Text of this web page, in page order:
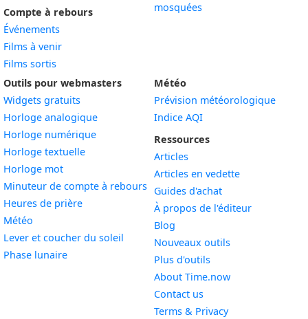
Compte à rebours
Événements
Films à venir
Films sortis
mosquées
Outils pour webmasters
Widgets gratuits
Horloge analogiqueWidget
Horloge numériqueWidget
Horloge textuelleWidget
Horloge motWidget
Minuteur de compte à rebours Widget
Heures de prièreWidget
Météo
Lever et coucher du soleil
Phase lunaireWidget
Météo
Prévision météorologique
Indice AQI
Ressources
Articles
Articles en vedette
Guides d'achat
À propos de l'éditeur
Blog
Nouveaux outils
Plus d'outils
About Time.now
Contact us
Terms & Privacy